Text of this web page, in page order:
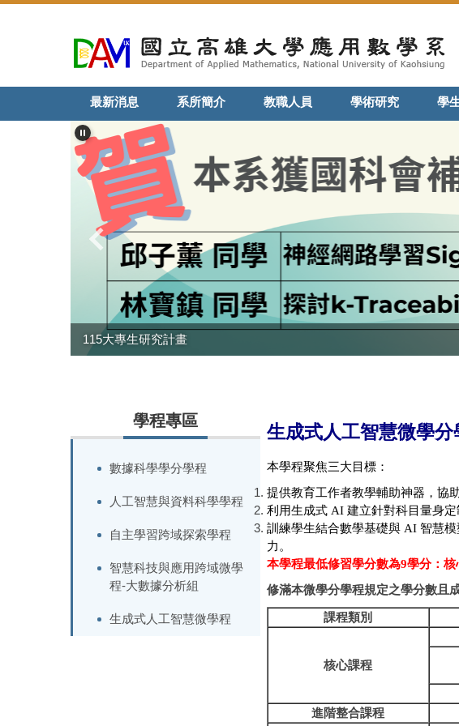
內
區
最新消息 系所簡介 教職人員 學術研究 學
115大專生研究計畫
學程專區
數據科學學分學程
人工智慧與資料科學學程
自主學習跨域探索學程
智慧科技與應用跨域微學
程-大數據分析組
生成式人工智慧微學程
生成式人工智慧微學分
本學程聚焦三大目標：
提供教育工作者教學輔助神器，協
利用生成式 AI 建立針對科目量身
訓練學生結合數學基礎與 AI 智慧
力。
本學程最低修習學分數為9學分：核
修滿本微學分學程規定之學分數且
課程類別
核心課程
進階整合課程